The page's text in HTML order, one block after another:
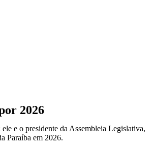
2026
e o presidente da Assembleia Legislativa,
Paraíba em 2026.